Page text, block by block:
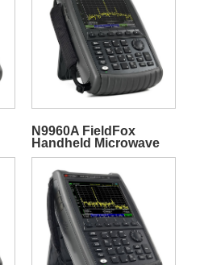
N9960A FieldFox
Handheld Microwave
Spectrum Analyzer